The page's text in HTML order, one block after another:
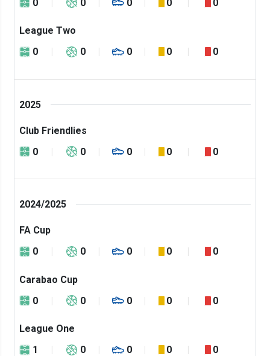
0
0 0 0 0
League Two
0
0 0 0 0
2025
Club Friendlies
0
0 0 0 0
2024/2025
FA Cup
0
0 0 0 0
Carabao Cup
0
0 0 0 0
League One
1
0 0 0 0